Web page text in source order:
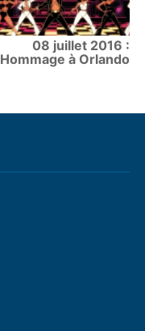
08 juillet 2016 :
Hommage à Orlando